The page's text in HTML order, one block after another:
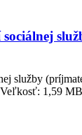
služby
1,59 MB